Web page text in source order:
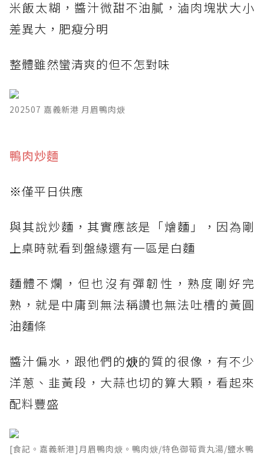
米飯太糊，醬汁微甜不油膩，滷肉塊狀大小
差異大，肥瘦分明
整體雖然蠻清爽的但不怎對味
202507 嘉義新港 月眉鴨肉焿
鴨肉炒麵
※僅平日供應
與其說炒麵，其實應該是「燴麵」，因為剛
上桌時就看到盤緣還有一區是白麵
麵體不爛，但也沒有彈韌性，熟度剛好完
熟，就是中庸到無法稱讚也無法吐槽的黃圓
油麵條
醬汁偏水，跟他們的焿的質的很像，有不少
洋蔥、韭黃段，大蒜也切的算大顆，看起來
配料豐盛
[食記。嘉義新港]月眉鴨肉焿。鴨肉焿/特色御筍貢丸湯/鹽水鴨